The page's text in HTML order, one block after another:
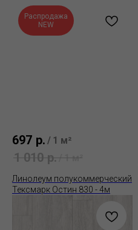
Распродажа
NEW
697 р. / 1 м²
1 010 р./1 м²
Линолеум полукоммерческий
Тексмарк Остин 830 - 4м